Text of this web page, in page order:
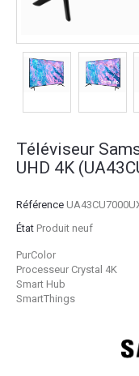
Téléviseur
UHD 4K
Référence
État Produit neuf
PurColor
Processeur Crystal 4K
Smart Hub
SmartThings